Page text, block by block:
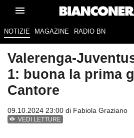
NOTIZIE MAGAZINE RADIO BN
Valerenga-
1: buona la prima
Cantore
09.10.2024 23:00 di Fabiola Graziano
VEDI LETTURE